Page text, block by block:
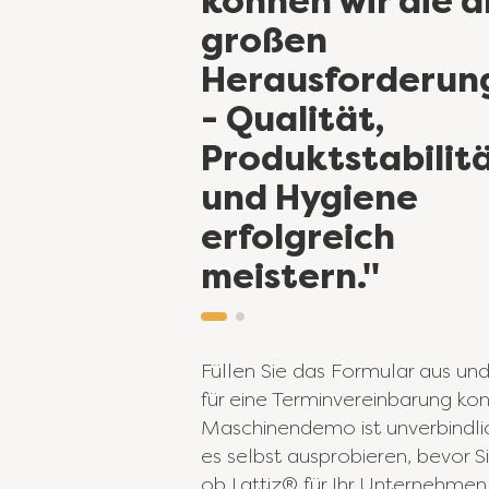
großen
- Qualität,
und Hygiene
erfolgreich
meistern."
Füllen Sie das Formular aus
für eine Terminvereinbarung
Maschinendemo ist
es selbst ausprobieren, bevor
ob Lattiz® für Ihr